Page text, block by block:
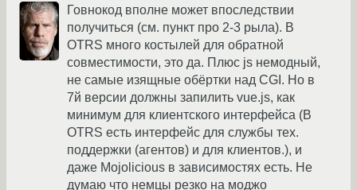
Говнокод вполне может впоследствии
получиться (см. пункт про 2-3 рыла). В
OTRS много костылей для обратной
совместимости, это да. Плюс js немодный,
не самые изящные обёртки над CGI. Но в
7й версии должны запилить vue.js, как
минимум для клиентского интерфейса (В
OTRS есть интерфейс для службы тех.
поддержки (агентов) и для клиентов.), и
даже Mojolicious в зависимостях есть. Не
думаю что немцы резко на моджо